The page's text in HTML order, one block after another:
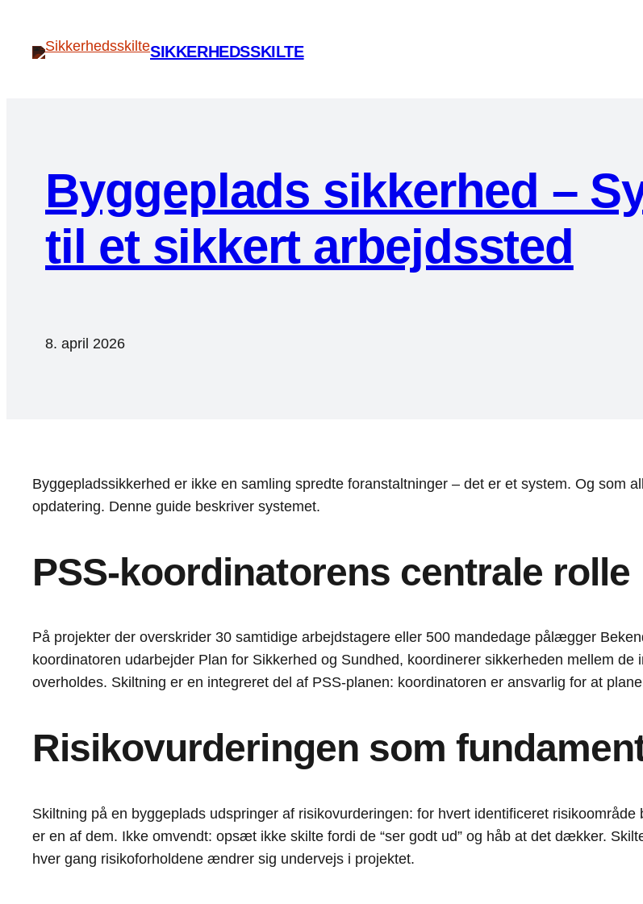
indhold
SIKKERHEDSSKILTE
Byggeplads sikkerhed –
til et sikkert arbejdssted
8. april 2026
Byggepladssikkerhed er ikke en samling spredte foranstaltninger – det er et system. Og som
opdatering. Denne guide beskriver systemet.
PSS-koordinatorens centrale rolle
På projekter der overskrider 30 samtidige arbejdstagere eller 500 mandedage pålægger
koordinatoren udarbejder Plan for Sikkerhed og Sundhed, koordinerer sikkerheden mellem
overholdes. Skiltning er en integreret del af PSS-planen: koordinatoren er ansvarlig for at
Risikovurderingen som
Skiltning på en byggeplads udspringer af risikovurderingen: for hvert identificeret
er en af dem. Ikke omvendt: opsæt ikke skilte fordi de “ser godt ud” og håb at det dækker.
hver gang risikoforholdene ændrer sig undervejs i projektet.